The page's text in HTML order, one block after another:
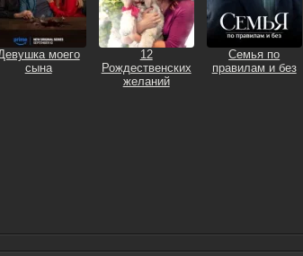
моего
сына
12
Рождественских
желаний
Семья по
правилам и без